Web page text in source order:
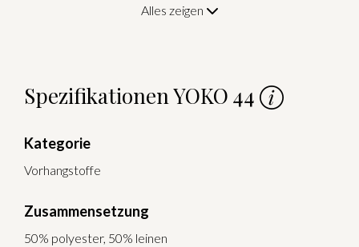
Alles zeigen
Spezifikationen YOKO 44
Kategorie
Vorhangstoffe
Zusammensetzung
50% polyester, 50% leinen